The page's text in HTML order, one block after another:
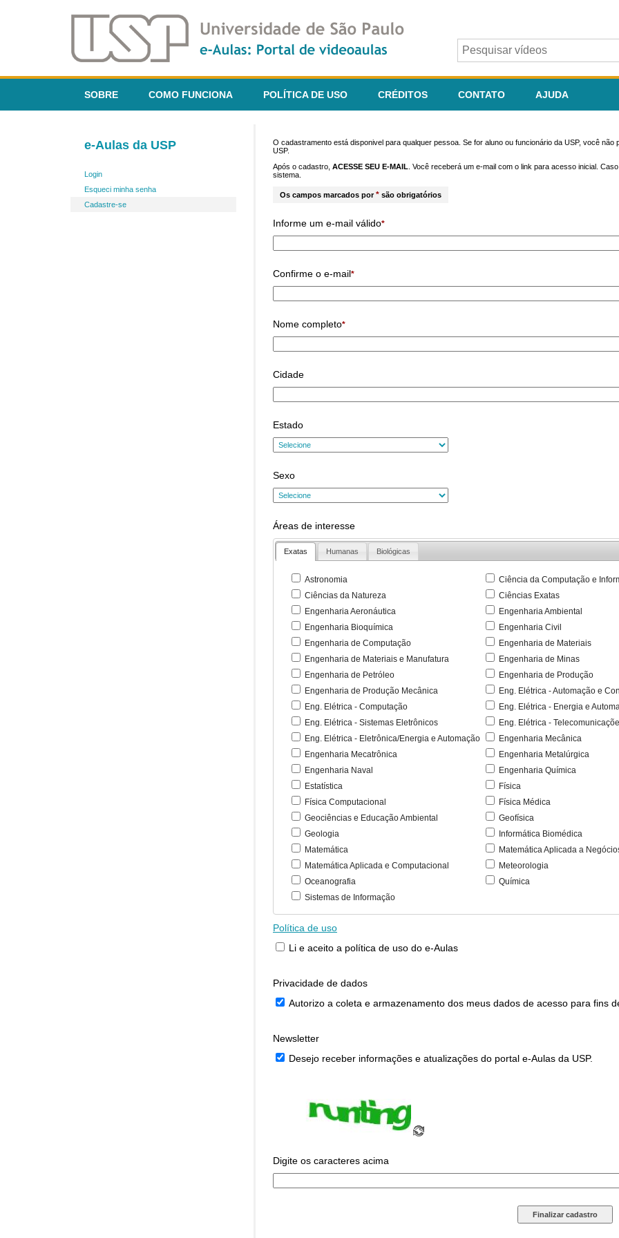
SOBRE COMO FUNCIONA POLÍTICA DE USO CRÉDITOS CONTATO AJUDA
e-Aulas da USP
Login
Esqueci minha senha
Cadastre-se
O cadastramento está disponivel para qualquer pessoa. Se for aluno ou funcionário da USP, você
USP.
Após o cadastro, ACESSE SEU E-MAIL . Você receberá um e-mail com o link para acesso inicial.
sistema.
Os campos marcados por* são obrigatórios
Informe um e-mail válido*
Confirme o e-mail*
Nome completo*
Cidade
Estado
Sexo
Áreas de interesse
Exatas Humanas Biológicas
Astronomia
Ciência da Computação e
Ciências da Natureza
Ciências Exatas
Engenharia Aeronáutica
Engenharia Ambiental
Engenharia Bioquímica
Engenharia Civil
Engenharia de Computação
Engenharia de Materiais
Engenharia de Materiais e Manufatura
Engenharia de Minas
Engenharia de Petróleo
Engenharia de Produção
Engenharia de Produção Mecânica
Eng. Elétrica - Automação e
Eng. Elétrica - Computação
Eng. Elétrica - Energia e
Eng. Elétrica - Sistemas Eletrônicos
Eng. Elétrica -
Eng. Elétrica - Eletrônica/Energia e Automação
Engenharia Mecânica
Engenharia Mecatrônica
Engenharia Metalúrgica
Engenharia Naval
Engenharia Química
Estatística
Física
Física Computacional
Física Médica
Geociências e Educação Ambiental
Geofísica
Geologia
Informática Biomédica
Matemática
Matemática Aplicada a
Matemática Aplicada e Computacional
Meteorologia
Oceanografia
Química
Sistemas de Informação
Política de uso
Li e aceito a política de uso do e-Aulas
Privacidade de dados
Autorizo a coleta e armazenamento dos meus dados de acesso para fins
Newsletter
Desejo receber informações e atualizações do portal e-Aulas da USP.
Digite os caracteres acima